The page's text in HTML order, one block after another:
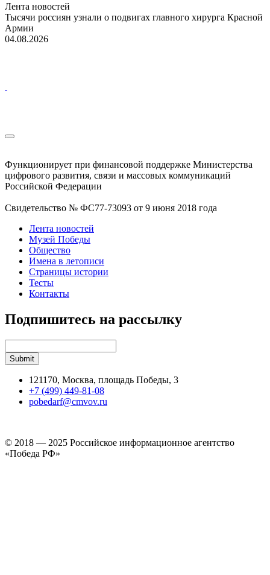
Лента новостей
Тысячи россиян узнали о подвигах главного хирурга Красной
Армии
04.08.2026
Функционирует при финансовой поддержке Министерства
цифрового развития, связи и массовых коммуникаций
Российской Федерации
Свидетельство № ФС77-73093 от 9 июня 2018 года
Лента новостей
Музей Победы
Общество
Имена в летописи
Страницы истории
Тесты
Контакты
Подпишитесь на рассылку
121170, Москва, площадь Победы, 3
+7 (499) 449-81-08
pobedarf@cmvov.ru
© 2018 — 2025 Российское информационное агентство
«Победа РФ»